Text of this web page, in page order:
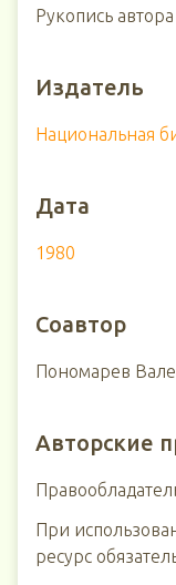
Рукопись автора
Издатель
Национальная
Дата
1980
Соавтор
Пономарев
Авторские
При
ресурс